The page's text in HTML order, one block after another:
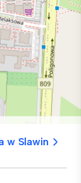
w Slawin